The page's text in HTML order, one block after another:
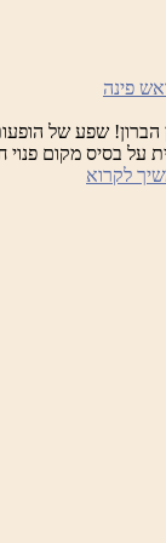
הברון! שפע של
על בסיס מקום פנוי
לקרוא